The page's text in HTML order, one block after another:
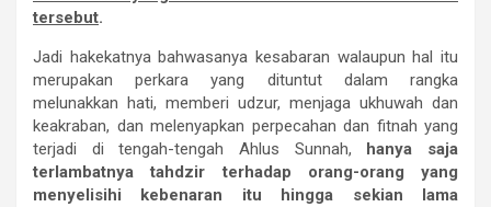
tersebut.
Jadi hakekatnya bahwasanya kesabaran walaupun hal itu
merupakan perkara yang dituntut dalam rangka
melunakkan hati, memberi udzur, menjaga ukhuwah dan
keakraban, dan melenyapkan perpecahan dan fitnah yang
terjadi di tengah-tengah Ahlus Sunnah,
hanya saja
terlambatnya tahdzir terhadap orang-orang yang
menyelisihi kebenaran itu hingga sekian lama